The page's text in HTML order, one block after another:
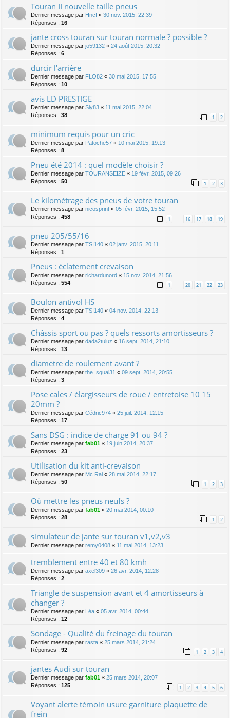
Touran II nouvelle taille pneus
Dernier message par Hncf « 30 nov. 2015, 22:39
Réponses : 16
jante cross touran sur touran normale ? possible ?
Dernier message par jo59132 « 24 août 2015, 20:32
Réponses : 6
durcir l'arrière
Dernier message par FLO82 « 30 mai 2015, 17:55
Réponses : 10
avis LD PRESTIGE
Dernier message par Sly83 « 11 mai 2015, 22:04
Réponses : 38 1 2
minimum requis pour un cric
Dernier message par Patoche57 « 10 mai 2015, 19:13
Réponses : 8
Pneu été 2014 : quel modèle choisir ?
Dernier message par TOURANSEIZE « 19 févr. 2015, 09:26
Réponses : 50 1 2 3
Le kilométrage des pneus de votre touran
Dernier message par nicosprint « 05 févr. 2015, 15:52
Réponses : 458 1 16 17 18 19
pneu 205/55/16
Dernier message par TSI140 « 02 janv. 2015, 20:11
Réponses : 1
Pneus : éclatement crevaison
Dernier message par richardunord « 15 nov. 2014, 21:56
Réponses : 554 1 20 21 22 23
Boulon antivol HS
Dernier message par TSI140 « 04 nov. 2014, 22:13
Réponses : 4
Châssis sport ou pas ? quels ressorts amortisseurs ?
Dernier message par dada2tuluz « 16 sept. 2014, 21:10
Réponses : 13
diametre de roulement avant ?
Dernier message par the_squal31 « 09 sept. 2014, 20:55
Réponses : 3
Pose cales / élargisseurs de roue / entretoise 10 15
20mm ?
Dernier message par Cédric974 « 25 juil. 2014, 12:15
Réponses : 17
Sans DSG : indice de charge 91 ou 94 ?
Dernier message par fab01 « 19 juin 2014, 20:37
Réponses : 23
Utilisation du kit anti-crevaison
Dernier message par Mc Rai « 28 mai 2014, 22:17
Réponses : 50 1 2 3
Où mettre les pneus neufs ?
Dernier message par fab01 « 20 mai 2014, 00:10
Réponses : 28 1 2
simulateur de jante sur touran v1,v2,v3
Dernier message par remy0408 « 11 mai 2014, 13:23
tremblement entre 40 et 80 kmh
Dernier message par axel309 « 26 avr. 2014, 12:28
Réponses : 2
Triangle de suspension avant et 4 amortisseurs à
changer ?
Dernier message par Léa « 05 avr. 2014, 00:44
Réponses : 12
Sondage - Qualité du freinage du touran
Dernier message par rasta « 25 mars 2014, 21:24
Réponses : 92 1 2 3 4
jantes Audi sur touran
Dernier message par fab01 « 25 mars 2014, 20:07
Réponses : 125 1 2 3 4 5 6
Voyant alerte témoin usure garniture plaquette de
frein